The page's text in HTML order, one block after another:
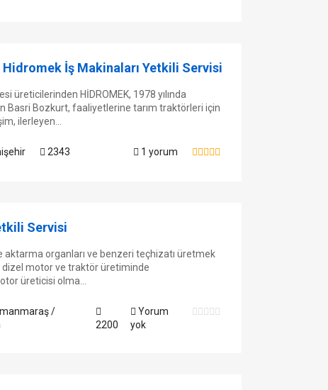
İş Makinaları Yetkili Servisi
üreticilerinden HİDROMEK, 1978 yılında
Basri Bozkurt, faaliyetlerine tarım traktörleri için
ilerleyen...
2343 1 yorum
Servisi
aktarma organları ve benzeri teçhizatı üretmek
motor ve traktör üretiminde
üreticisi olma...
/
2200
Yorum
yok